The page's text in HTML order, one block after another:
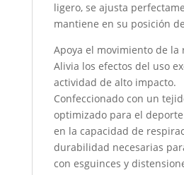
ligero, se ajusta
mantiene en su posición
Apoya el movimiento de la
Alivia los efectos del uso
actividad de alto impacto.
Confeccionado con un
optimizado para el
en la capacidad de
durabilidad necesarias
con esguinces y